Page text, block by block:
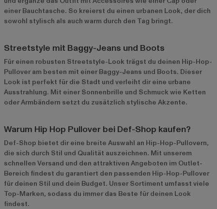
einer Bauchtasche. So kreierst du einen urbanen Look, der dich
sowohl stylisch als auch warm durch den Tag bringt.
Streetstyle mit Baggy-Jeans und Boots
Für einen robusten Streetstyle-Look trägst du deinen Hip-Hop-
Pullover am besten mit einer Baggy-Jeans und Boots. Dieser
Look ist perfekt für die Stadt und verleiht dir eine urbane
Ausstrahlung. Mit einer Sonnenbrille und Schmuck wie Ketten
oder Armbändern setzt du zusätzlich stylische Akzente.
Warum Hip Hop Pullover bei Def-Shop kaufen?
Def-Shop bietet dir eine breite Auswahl an Hip-Hop-Pullovern,
die sich durch Stil und Qualität auszeichnen. Mit unserem
schnellen Versand und den attraktiven Angeboten im Outlet-
Bereich findest du garantiert den passenden Hip-Hop-Pullover
für deinen Stil und dein Budget. Unser Sortiment umfasst viele
Top-Marken, sodass du immer das Beste für deinen Look
findest.